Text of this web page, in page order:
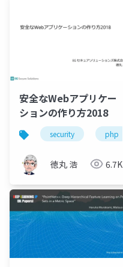
安全なWebアプリケー
ションの作り方2018
security php
徳丸 浩 6.7K